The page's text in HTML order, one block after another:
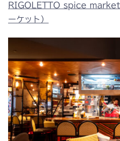
RIGOLETTO spice market
ーケット）